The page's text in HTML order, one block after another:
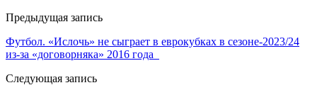
Предыдущая запись
Футбол. «Ислочь» не сыграет в еврокубках в сезоне-2023/24
из-за «договорняка» 2016 года
Следующая запись